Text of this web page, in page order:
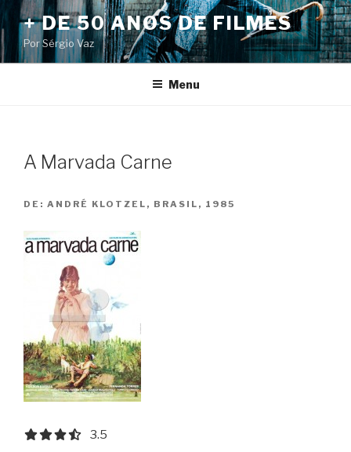
Pular
para
o
conteúdo
+ DE 50 ANOS DE FILMES
Por Sérgio Vaz
Menu
A Marvada Carne
DE: ANDRÉ KLOTZEL, BRASIL, 1985
3.5 out of 5.0 stars
3.5